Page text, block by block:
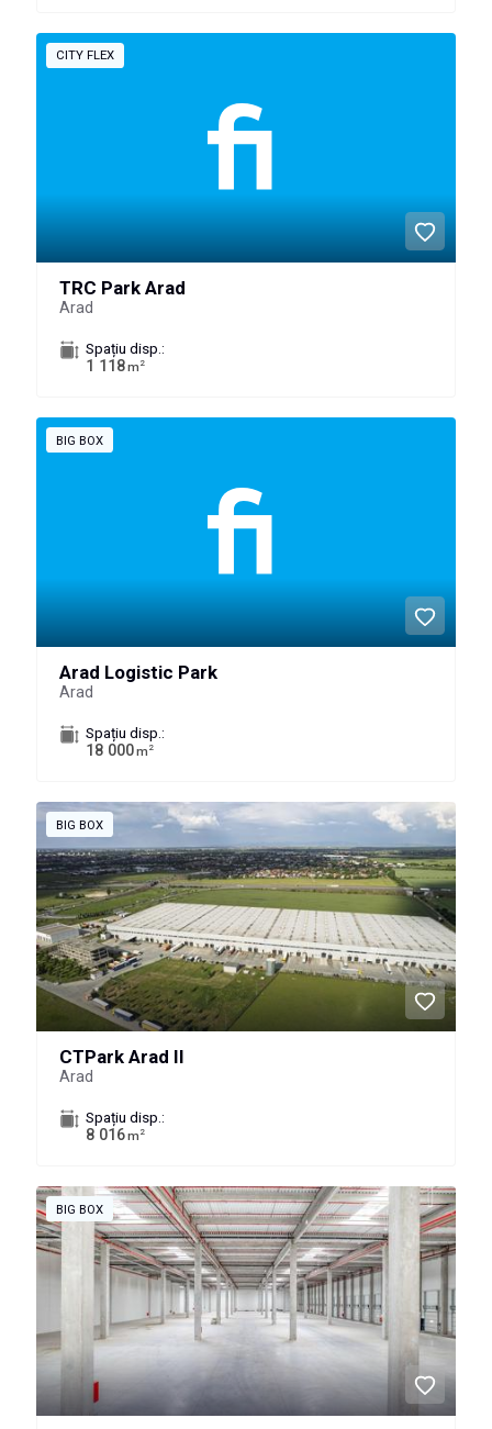
CITY FLEX
TRC Park Arad
Arad
Spațiu disp.:
1 118m 2
BIG BOX
Arad Logistic Park
Arad
Spațiu disp.:
18 000m 2
BIG BOX
CTPark Arad II
Arad
Spațiu disp.:
8 016m 2
BIG BOX